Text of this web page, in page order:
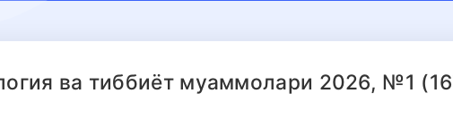
ва тиббиёт муаммолари 2026, №1